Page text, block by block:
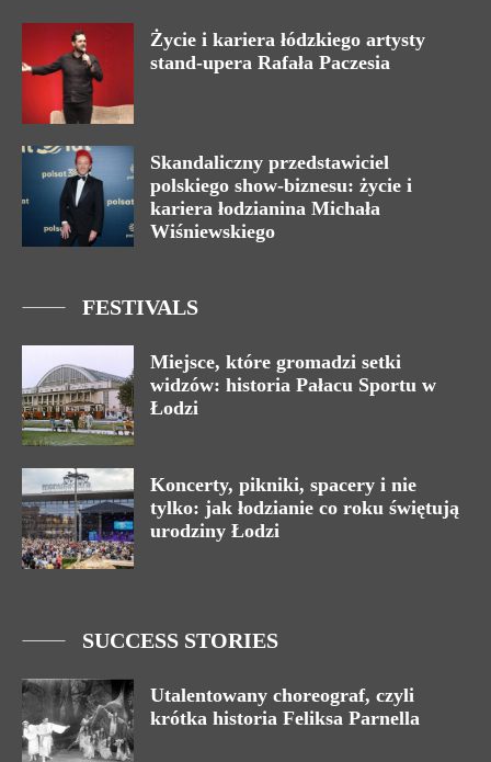
Życie i kariera łódzkiego artysty
stand-upera Rafała Paczesia
Skandaliczny przedstawiciel
polskiego show-biznesu: życie i
kariera łodzianina Michała
Wiśniewskiego
FESTIVALS
Miejsce, które gromadzi setki
widzów: historia Pałacu Sportu w
Łodzi
Koncerty, pikniki, spacery i nie
tylko: jak łodzianie co roku świętują
urodziny Łodzi
SUCCESS STORIES
Utalentowany choreograf, czyli
krótka historia Feliksa Parnella